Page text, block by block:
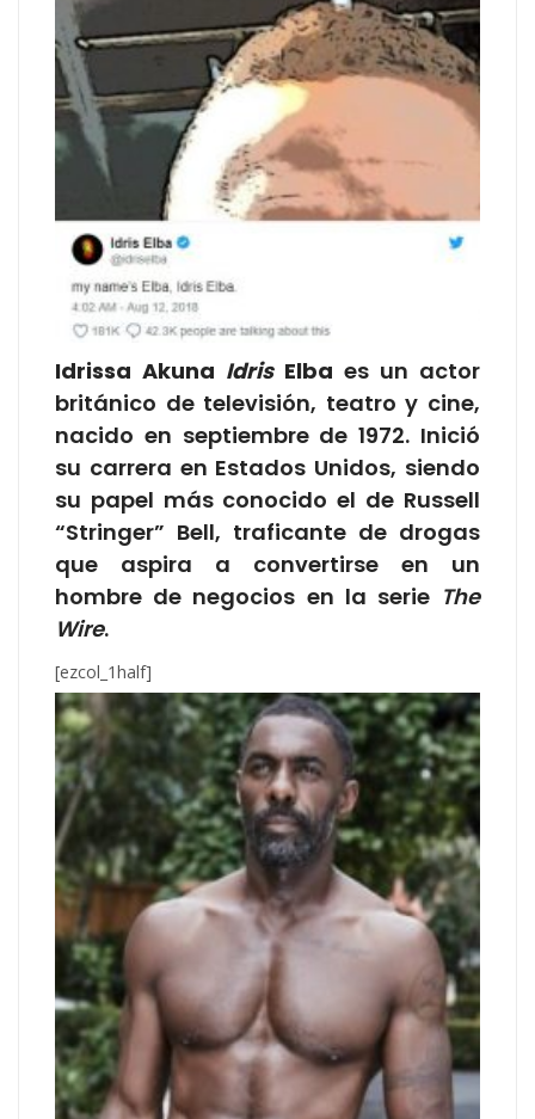
Idrissa Akuna IdrisElba es un actor
británico de televisión, teatro y cine,
nacido en septiembre de 1972. Inició
su carrera en Estados Unidos, siendo
su papel más conocido el de Russell
“Stringer” Bell, traficante de drogas
que aspira a convertirse en un
hombre de negocios en la serie The
Wire.
[ezcol_1half]